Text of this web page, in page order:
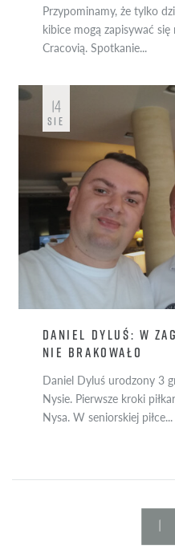
Przypominamy, że tylko
kibice mogą zapisywać
Cracovią. Spotkanie...
DANIEL DYLUŚ: W
NIE BRAKOWAŁO
Daniel Dyluś urodzony 3
Nysie. Pierwsze kroki
Nysa. W seniorskiej piłce...
14
SIE
1